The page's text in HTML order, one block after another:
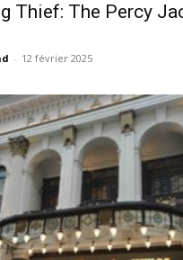
Thief: The Percy
- 12 février 2025